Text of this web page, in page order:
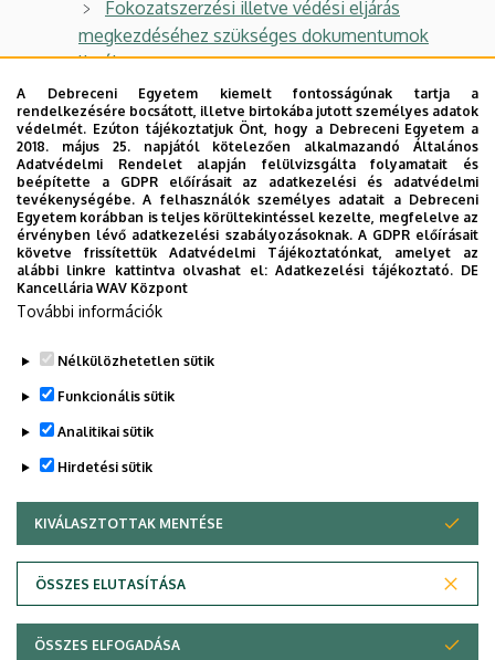
Fokozatszerzési illetve védési eljárás
megkezdéséhez szükséges dokumentumok
listája
Jelentkezési lap doktori (PhD) fokozat
megszerzésére
(2016 szeptember 1. után a komplex vizsgát
teljesített hallgatók automatikusan
fokozatszerzési eljárásba lépnek)
Javaslat a doktori (PhD) szigorlati és
vizsgabizottság összetételére
Legutóbbi frissítés: 2024. 01. 11. 14:46
Adatvédelem
A Debreceni Egyetem kiemelt fontosságúnak tartja a
rendelkezésére bocsátott, illetve birtokába jutott személyes adatok
védelmét. Ezúton tájékoztatjuk Önt, hogy a Debreceni Egyetem a
2018. május 25. napjától kötelezően alkalmazandó Általános
Adatvédelmi Rendelet alapján felülvizsgálta folyamatait és
beépítette a GDPR előírásait az adatkezelési és adatvédelmi
tevékenységébe. A felhasználók személyes adatait a Debreceni
Egyetem korábban is teljes körültekintéssel kezelte, megfelelve az
érvényben lévő adatkezelési szabályozásoknak. A GDPR előírásait
követve frissítettük Adatvédelmi Tájékoztatónkat, amelyet az
alábbi linkre kattintva olvashat el:Adatkezelési tájékoztató. DE
Kancellária WAV Központ
További információk
Nélkülözhetetlen sütik
Funkcionális sütik
Analitikai sütik
Hirdetési sütik
KIVÁLASZTOTTAK MENTÉSE
ÖSSZES ELUTASÍTÁSA
WITHDRAW CONSENT
ÖSSZES ELFOGADÁSA